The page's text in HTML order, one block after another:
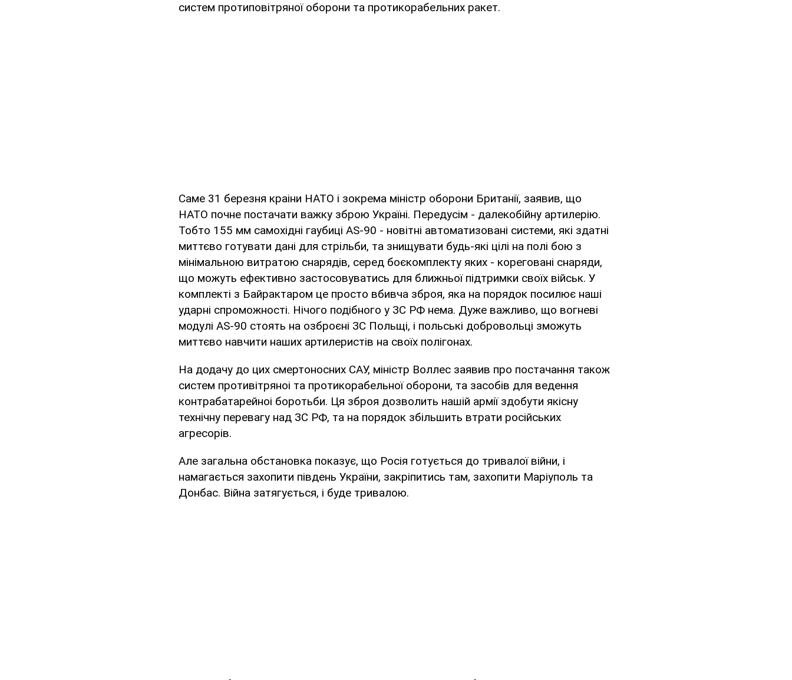
систем протиповітряної оборони та протикорабельних ракет.
Саме 31 березня краіни НАТО і зокрема міністр оборони Британії, заявив, що
НАТО почне постачати важку зброю Україні. Передусім - далекобійну артилерію.
Тобто 155 мм самохідні гаубиці AS-90 - новітні автоматизовані системи, які здатні
миттєво готувати дані для стрільби, та знищувати будь-які цілі на полі бою з
мінімальною витратою снарядів, серед боєкомплекту яких - кореговані снаряди,
що можуть ефективно застосовуватись для ближньої підтримки своїх військ. У
комплекті з Байрактаром це просто вбивча зброя, яка на порядок посилює наші
ударні спроможності. Нічого подібного у ЗС РФ нема. Дуже важливо, що вогневі
модулі AS-90 стоять на озброєні ЗС Польщі, і польські добровольці зможуть
миттєво навчити наших артилеристів на своїх полігонах.
На додачу до цих смертоносних САУ, міністр Воллес заявив про постачання також
систем противітряноі та протикорабельної оборони, та засобів для ведення
контрабатарейноі боротьби. Ця зброя дозволить нашій армії здобути якісну
технічну перевагу над ЗС РФ, та на порядок збільшить втрати російських
агресорів.
Але загальна обстановка показує, що Росія готується до тривалої війни, і
намагається захопити південь України, закріпитись там, захопити Маріуполь та
Донбас. Війна затягується, і буде тривалою.